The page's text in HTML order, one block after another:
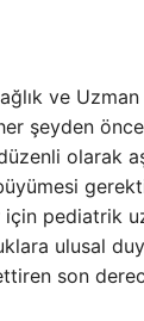
ve
şeyden
olarak
için pediatrik
ulusal
son